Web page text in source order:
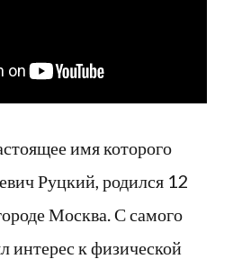
разум
мире
хаоса,
искренняя
любовь
имя которого
Руцкий, родился 12
Москва. С самого
интерес к физической